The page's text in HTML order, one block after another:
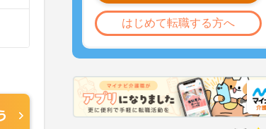
はじめて転職する方へ